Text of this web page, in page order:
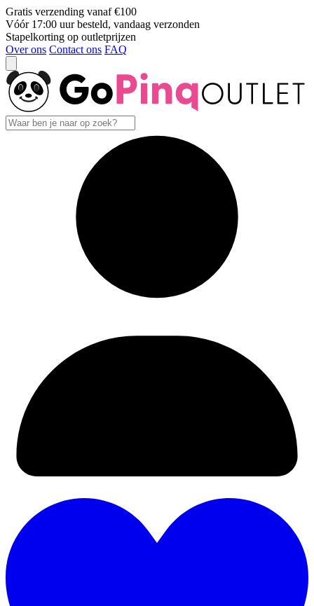
Gratis verzending vanaf €100
Vóór 17:00 uur besteld, vandaag verzonden
Stapelkorting op outletprijzen
Over ons Contact ons FAQ